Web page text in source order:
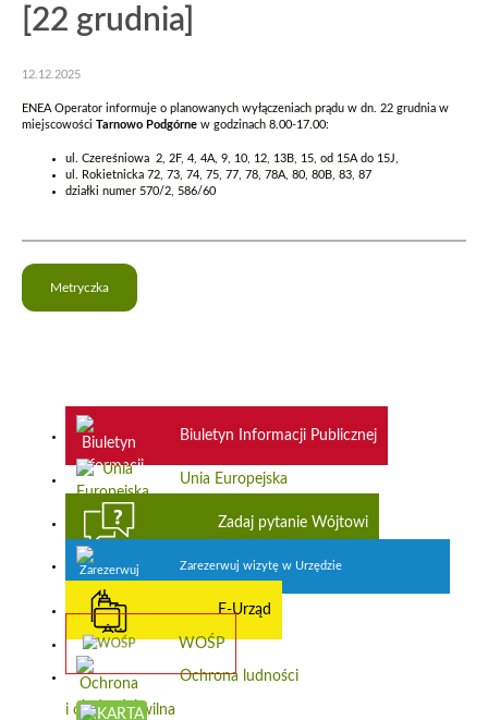
[22 grudnia]
12.12.2025
ENEA Operator informuje o planowanych wyłączeniach prądu w dn. 22 grudnia w
miejscowości
Tarnowo Podgórne w godzinach 8.00-17.00:
ul. Czereśniowa 2, 2F, 4, 4A, 9, 10, 12, 13B, 15, od 15A do 15J,
ul. Rokietnicka 72, 73, 74, 75, 77, 78, 78A, 80, 80B, 83, 87
działki numer 570/2, 586/60
Metryczka
Biuletyn Informacji Publicznej
Unia Europejska
Zadaj pytanie Wójtowi
Zarezerwuj wizytę w Urzędzie
E-Urząd
WOŚP
Ochrona ludności
i obrona cywilna